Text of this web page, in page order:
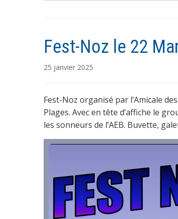
Fest-Noz le 22
25 janvier 2025
Fest-Noz organisé par l’Amicale
Plages. Avec en tête d’affiche le
les sonneurs de l’AEB. Buvette,